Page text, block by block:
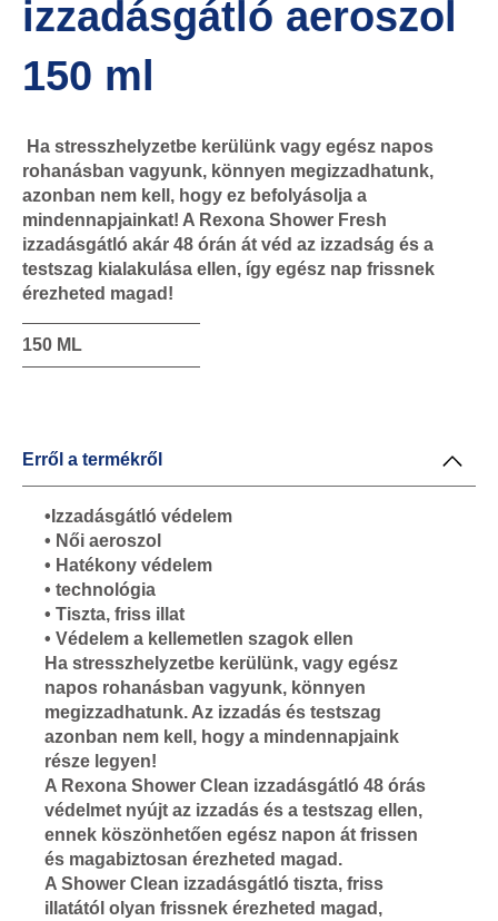
izzadásgátló aeroszol
150 ml
Ha stresszhelyzetbe kerülünk vagy egész napos
rohanásban vagyunk, könnyen megizzadhatunk,
azonban nem kell, hogy ez befolyásolja a
mindennapjainkat! A Rexona Shower Fresh
izzadásgátló akár 48 órán át véd az izzadság és a
testszag kialakulása ellen, így egész nap frissnek
érezheted magad!
150 ML
Erről a termékről
•Izzadásgátló védelem
• Női aeroszol
• Hatékony védelem
• technológia
• Tiszta, friss illat
• Védelem a kellemetlen szagok ellen
Ha stresszhelyzetbe kerülünk, vagy egész
napos rohanásban vagyunk, könnyen
megizzadhatunk. Az izzadás és testszag
azonban nem kell, hogy a mindennapjaink
része legyen!
A Rexona Shower Clean izzadásgátló 48 órás
védelmet nyújt az izzadás és a testszag ellen,
ennek köszönhetően egész napon át frissen
és magabiztosan érezheted magad.
A Shower Clean izzadásgátló tiszta, friss
illatától olyan frissnek érezheted magad,